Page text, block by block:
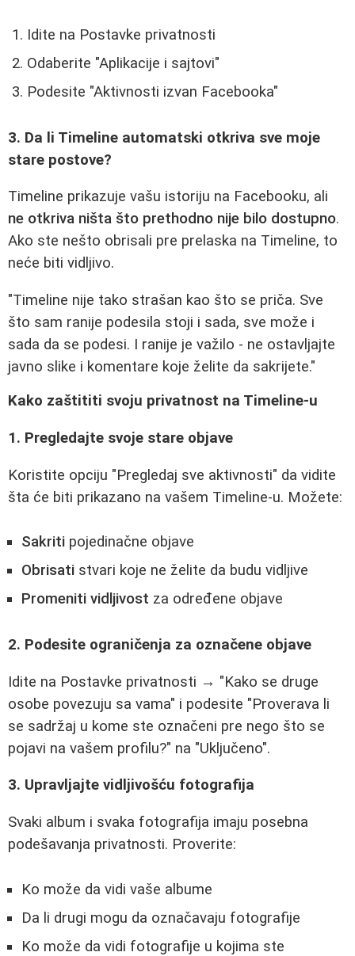
Idite na Postavke privatnosti
Odaberite "Aplikacije i sajtovi"
Podesite "Aktivnosti izvan Facebooka"
3. Da li Timeline automatski otkriva sve moje
stare postove?
Timeline prikazuje vašu istoriju na Facebooku, ali
ne otkriva ništa što prethodno nije bilo dostupno.
Ako ste nešto obrisali pre prelaska na Timeline, to
neće biti vidljivo.
"Timeline nije tako strašan kao što se priča. Sve
što sam ranije podesila stoji i sada, sve može i
sada da se podesi. I ranije je važilo - ne ostavljajte
javno slike i komentare koje želite da sakrijete."
Kako zaštititi svoju privatnost na Timeline-u
1. Pregledajte svoje stare objave
Koristite opciju "Pregledaj sve aktivnosti" da vidite
šta će biti prikazano na vašem Timeline-u. Možete:
Sakriti pojedinačne objave
Obrisati stvari koje ne želite da budu vidljive
Promeniti vidljivost za određene objave
2. Podesite ograničenja za označene objave
Idite na Postavke privatnosti → "Kako se druge
osobe povezuju sa vama" i podesite "Proverava li
se sadržaj u kome ste označeni pre nego što se
pojavi na vašem profilu?" na "Uključeno".
3. Upravljajte vidljivošću fotografija
Svaki album i svaka fotografija imaju posebna
podešavanja privatnosti. Proverite:
Ko može da vidi vaše albume
Da li drugi mogu da označavaju fotografije
Ko može da vidi fotografije u kojima ste